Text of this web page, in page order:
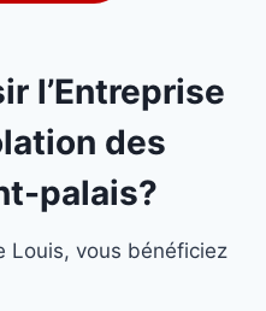
l’Entreprise
des
palais?
Louis, vous bénéficiez